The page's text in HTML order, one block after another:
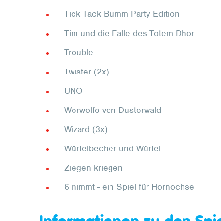
Tick Tack Bumm Party Edition
Tim und die Falle des Totem Dhor
Trouble
Twister (2x)
UNO
Werwölfe von Düsterwald
Wizard (3x)
Würfelbecher und Würfel
Ziegen kriegen
6 nimmt - ein Spiel für Hornochse